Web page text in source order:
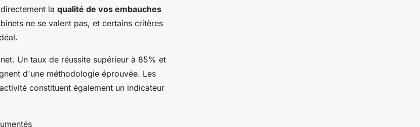
la qualité de vos embauches
ne se valent pas, et certains critères
Un taux de réussite supérieur à 85% et
d'une méthodologie éprouvée. Les
constituent également un indicateur